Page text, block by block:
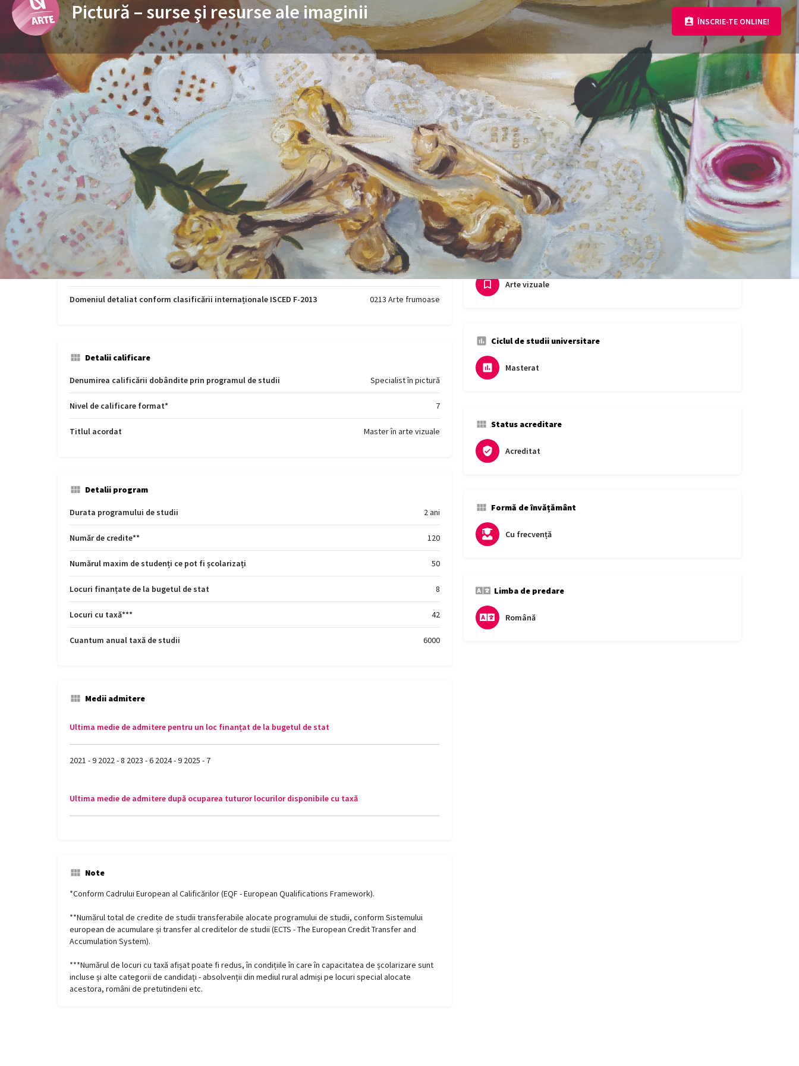
Pictură – surse şi resurse ale imaginii ÎNSCRIE-TE ONLINE!
Informații generale Prezentare program de studii Informații despre procesul de admitere Informații suplimentare
Sună acum Trimite e-mail Website Share
Încadrarea programului de studii în domenii de știință
Domeniul fundamental Științe umaniste și arte
Ramura de știință Arte
Domeniul larg conform clasificării internaționale ISCED F-2013 02 Științe umaniste și arte
Domeniul restrâns conform clasificării internaționale ISCED F-2013
Domeniul detaliat conform clasificării internaționale ISCED F-2013 0213 Arte frumoase
Detalii calificare
Denumirea calificării dobândite prin programul de studii Specialist în pictură
Nivel de calificare format* 7
Titlul acordat Master în arte vizuale
Detalii program
Durata programului de studii 2 ani
Număr de credite** 120
Numărul maxim de studenți ce pot fi școlarizați 50
Locuri finanțate de la bugetul de stat 8
Locuri cu taxă*** 42
Cuantum anual taxă de studii 6000
Medii admitere
Ultima medie de admitere pentru un loc finanțat de la bugetul de stat
2021 - 9 2022 - 8 2023 - 6 2024 - 9 2025 - 7
Ultima medie de admitere după ocuparea tuturor locurilor disponibile cu taxă
Note
*Conform Cadrului European al Calificărilor (EQF - European Qualifications Framework).
**Numărul total de credite de studii transferabile alocate programului de studii, conform Sistemului
european de acumulare și transfer al creditelor de studii (ECTS - The European Credit Transfer and
Accumulation System).
***Numărul de locuri cu taxă afișat poate fi redus, în condițiile în care în capacitatea de școlarizare sunt
incluse și alte categorii de candidați - absolvenții din mediul rural admiși pe locuri special alocate
acestora, români de pretutindeni etc.
Facultate
Facultatea de Arte și Design
Domeniul de studii
Arte vizuale
Ciclul de studii universitare
Masterat
Status acreditare
Acreditat
Formă de învățământ
Cu frecvență
Limba de predare
Română